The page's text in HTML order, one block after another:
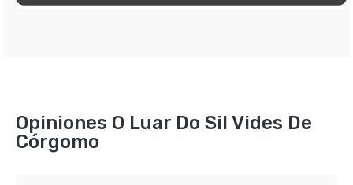
Opiniones O Luar Do Sil Vides De
Córgomo